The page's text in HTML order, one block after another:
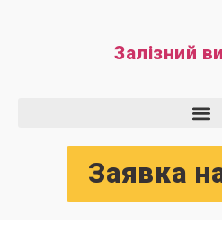
Залізний
Заявка